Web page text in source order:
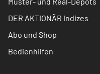
DER AKTIONÄR Indizes
Abo und Shop
Bedienhilfen